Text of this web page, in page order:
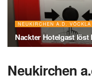
NEUKIRCHEN A.D. VÖCKLA
Nackter Hotelgast
Neukirchen